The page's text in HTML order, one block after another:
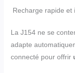
Recharge rapide et
La J154 ne se
adapte
connecté pour offrir